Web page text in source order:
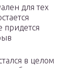
для тех
придется
в целом